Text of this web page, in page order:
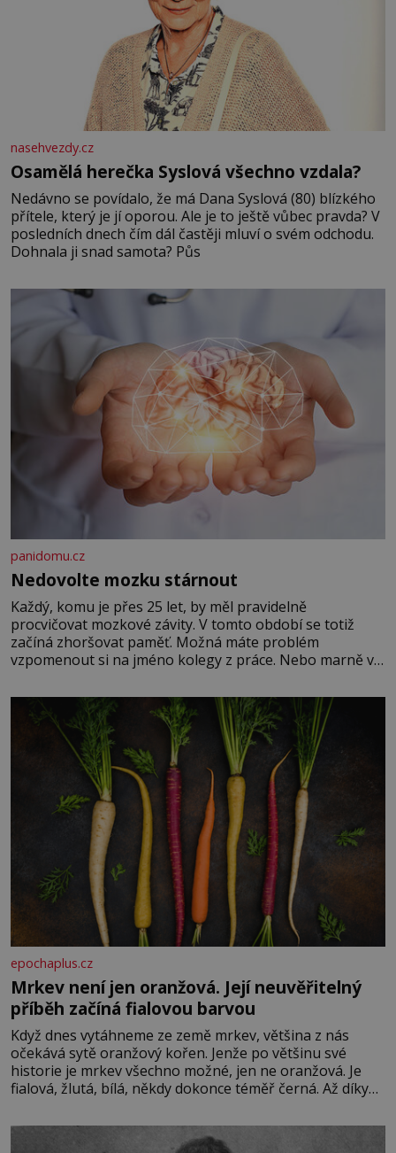
nasehvezdy.cz
Osamělá herečka Syslová všechno vzdala?
Nedávno se povídalo, že má Dana Syslová (80) blízkého
přítele, který je jí oporou. Ale je to ještě vůbec pravda? V
posledních dnech čím dál častěji mluví o svém odchodu.
Dohnala ji snad samota? Půs
panidomu.cz
Nedovolte mozku stárnout
Každý, komu je přes 25 let, by měl pravidelně
procvičovat mozkové závity. V tomto období se totiž
začíná zhoršovat paměť. Možná máte problém
vzpomenout si na jméno kolegy z práce. Nebo marně v
Je to opravdu tak, s věkem jako kdyby se paměť
rozhodla stávkovat. Cvičte
epochaplus.cz
Mrkev není jen oranžová. Její neuvěřitelný
příběh začíná fialovou barvou
Když dnes vytáhneme ze země mrkev, většina z nás
očekává sytě oranžový kořen. Jenže po většinu své
historie je mrkev všechno možné, jen ne oranžová. Je
fialová, žlutá, bílá, někdy dokonce téměř černá. Až díky
bez které si českou zahradu ani nedokážeme představit.